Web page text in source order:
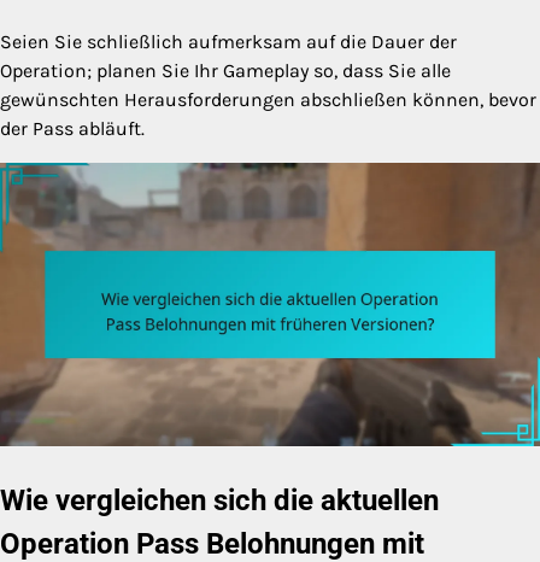
Seien Sie schließlich aufmerksam auf die Dauer der
Operation; planen Sie Ihr Gameplay so, dass Sie alle
gewünschten Herausforderungen abschließen können, bevor
der Pass abläuft.
Wie vergleichen sich die aktuellen
Operation Pass Belohnungen mit